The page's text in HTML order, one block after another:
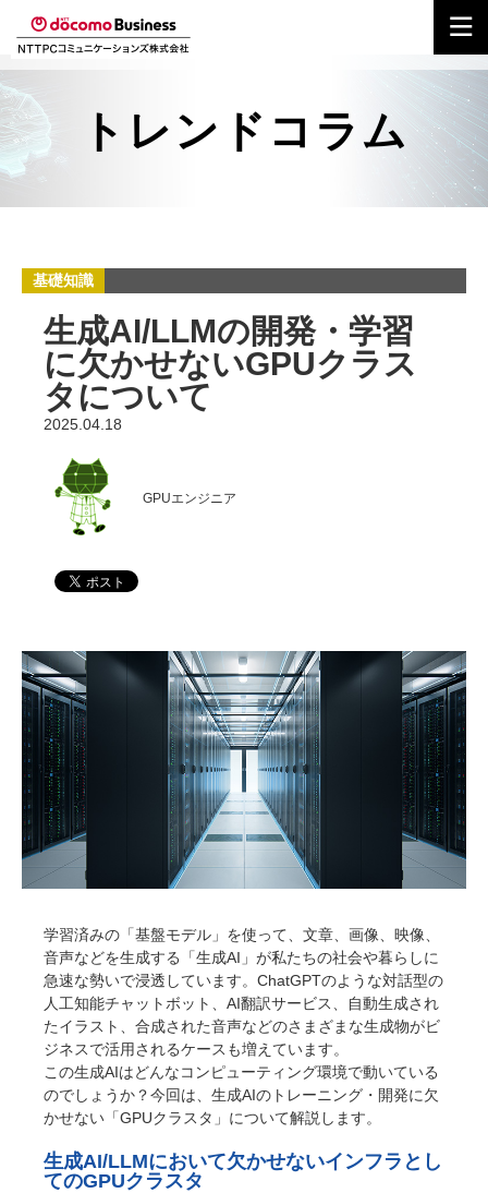
トレンドコラム
基礎知識
生成AI/LLMの開発・学習
に欠かせないGPUクラス
タについて
2025.04.18
GPUエンジニア
学習済みの「基盤モデル」を使って、文章、画像、映像、
音声などを生成する「生成AI」が私たちの社会や暮らしに
急速な勢いで浸透しています。ChatGPTのような対話型の
人工知能チャットボット、AI翻訳サービス、自動生成され
たイラスト、合成された音声などのさまざまな生成物がビ
ジネスで活用されるケースも増えています。
この生成AIはどんなコンピューティング環境で動いている
のでしょうか？今回は、生成AIのトレーニング・開発に欠
かせない「GPUクラスタ」について解説します。
生成AI/LLMにおいて欠かせないインフラとし
てのGPUクラスタ